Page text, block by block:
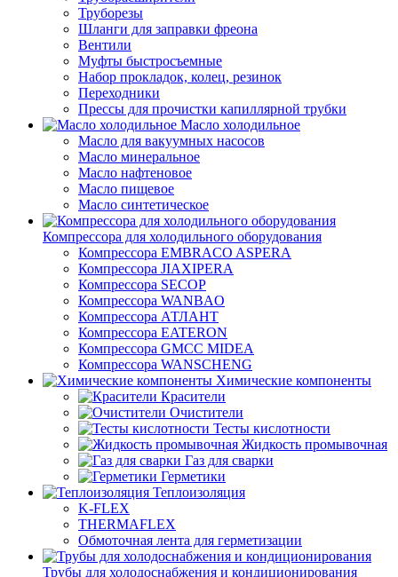
Труборезы
Шланги для заправки фреона
Вентили
Муфты быстросъемные
Набор прокладок, колец, резинок
Переходники
Прессы для прочистки капиллярной трубки
Масло холодильное
Масло для вакуумных насосов
Масло минеральное
Масло нафтеновое
Масло пищевое
Масло синтетическое
Компрессора для холодильного оборудования
Компрессора EMBRACO ASPERA
Компрессора JIAXIPERA
Компрессора SECOP
Компрессора WANBAO
Компрессора АТЛАНТ
Компрессора EATERON
Компрессора GMCC MIDEA
Компрессора WANSCHENG
Химические компоненты
Красители
Очистители
Тесты кислотности
Жидкость промывочная
Газ для сварки
Герметики
Теплоизоляция
K-FLEX
THERMAFLEX
Обмоточная лента для герметизации
Трубы для холодоснабжения и кондиционирования